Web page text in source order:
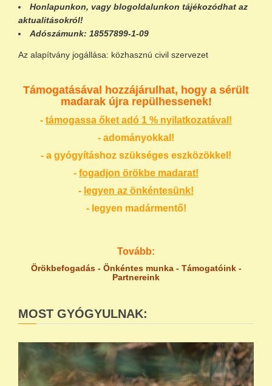
Honlapunkon, vagy blogoldalunkon tájékozódhat az
aktualitásokról!
Adószámunk: 18557899-1-09
Az alapítvány jogállása: közhasznú civil szervezet
Támogatásával hozzájárulhat, hogy a sérült
madarak újra repülhessenek!
- támogassa őket adó 1 % nyilatkozatával!
- adományokkal!
- a gyógyításhoz szükséges eszközökkel!
- fogadjon örökbe madarat!
- legyen az önkéntesünk!
- legyen madármentő!
Tovább:
Örökbefogadás - Önkéntes munka- Támogatóink-
Partnereink
MOST GYÓGYULNAK: